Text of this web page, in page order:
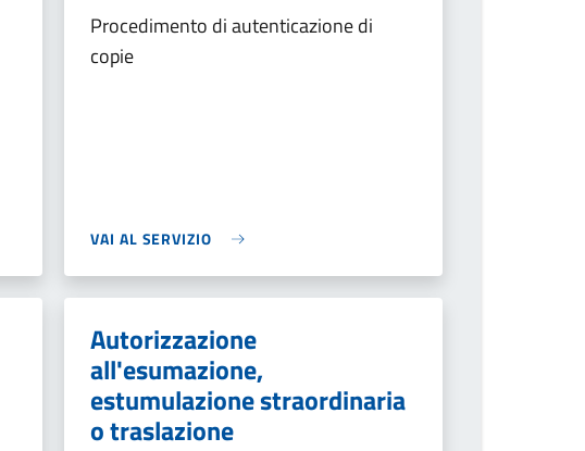
Procedimento di autenticazione di
copie
VAI AL SERVIZIO
Autorizzazione
all'esumazione,
estumulazione straordinaria
o traslazione